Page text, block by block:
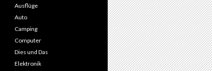
Ausflüge
Auto
Camping
Computer
Dies und Das
Elektronik